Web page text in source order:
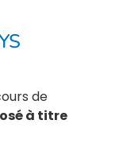
de
à titre